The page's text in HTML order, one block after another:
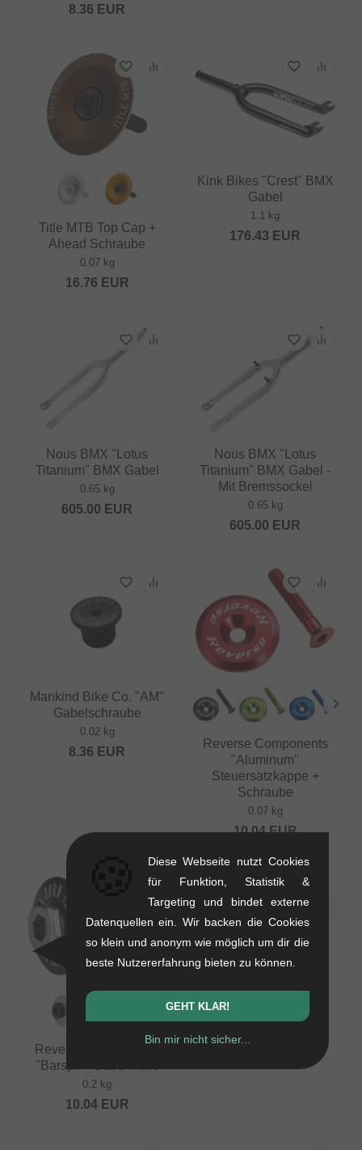
8.36 EUR
Title MTB Top Cap +
Ahead Schraube
0.07 kg
16.76 EUR
Kink Bikes "Crest" BMX
Gabel
1.1 kg
176.43 EUR
Nous BMX "Lotus
Titanium" BMX Gabel
0.65 kg
605.00 EUR
Nous BMX "Lotus
Titanium" BMX Gabel -
Mit Bremssockel
0.65 kg
605.00 EUR
Mankind Bike Co. "AM"
Gabelschraube
0.02 kg
8.36 EUR
Reverse Components
"Aluminum"
Steuersatzkappe +
Schraube
0.07 kg
10.04EUR
Reverse Components
"Barspin" Gabelkralle
0.2 kg
10.04EUR
Volume Bikes "Jason
Watts" BMX Gabel
Diese Webseite nutzt Cookies
für Funktion, Statistik &
Targeting und bindet externe
Datenquellen ein. Wir backen die Cookies
so klein und anonym wie möglich um dir die
beste Nutzererfahrung bieten zu können.
GEHT KLAR!
Bin mir nicht sicher...